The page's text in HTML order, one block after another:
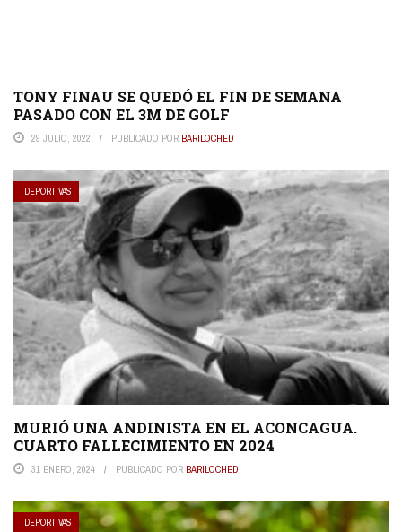
TONY FINAU SE QUEDÓ EL FIN DE SEMANA
PASADO CON EL 3M DE GOLF
29 JULIO, 2022 PUBLICADO POR BARILOCHED
DEPORTIVAS
MURIÓ UNA ANDINISTA EN EL ACONCAGUA.
CUARTO FALLECIMIENTO EN 2024
31 ENERO, 2024 PUBLICADO POR BARILOCHED
DEPORTIVAS